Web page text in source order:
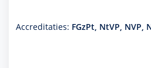
Accreditaties: FGzPt, NtVP, NVP,